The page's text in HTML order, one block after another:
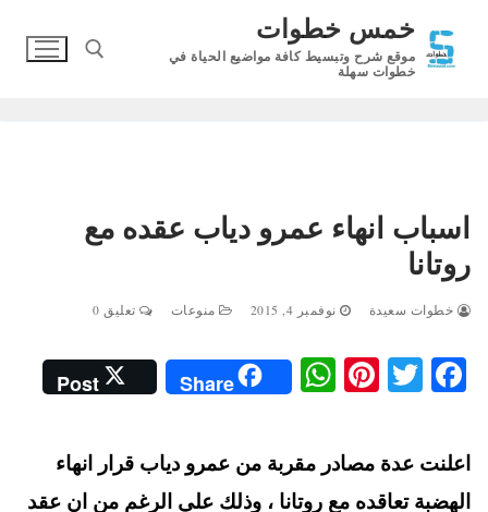
المحتوى
خمس خطوات
موقع شرح وتبسيط كافة مواضيع الحياة في
خطوات سهلة
اسباب انهاء عمرو دياب عقده مع
روتانا
خطوات سعيدة نوفمبر 4, 2015 منوعات تعليق 0
Fa
ok
T
r
Pi
er
es
W
ha
A
Share
Post
اعلنت عدة مصادر مقربة من عمرو دياب قرار انهاء
الهضبة تعاقده مع روتانا ، وذلك علي الرغم من ان عقد